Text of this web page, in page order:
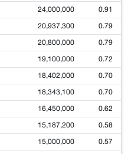
24,000,000 0.91
20,937,300 0.79
20,800,000 0.79
19,100,000 0.72
18,402,000 0.70
18,343,100 0.70
16,450,000 0.62
15,187,200 0.58
15,000,000 0.57